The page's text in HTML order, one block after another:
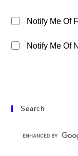
Notify Me Of
Notify Me Of
Search